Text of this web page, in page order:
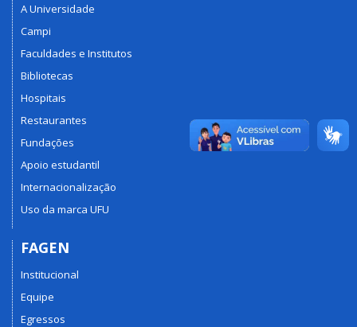
A Universidade
Campi
Faculdades e Institutos
Bibliotecas
Hospitais
Restaurantes
Fundações
Apoio estudantil
Internacionalização
Uso da marca UFU
FAGEN
Institucional
Equipe
Egressos